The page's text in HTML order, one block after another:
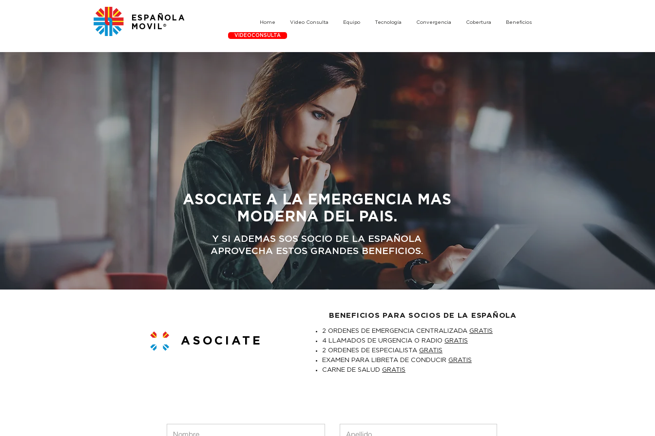
ESPAÑOLA
MOVIL®
Home Video Consulta Equipo Tecnología Convergencia Cobertura Beneficios
VIDEOCONSULTA
ASOCIATE A LA EMERGENCIA MAS
MODERNA DEL PAIS.
Y SI ADEMAS SOS SOCIO DE LA ESPAÑOLA
APROVECHA ESTOS GRANDES BENEFICIOS.
BENEFICIOS PARA SOCIOS DE LA ESPAÑOLA
ASOCIATE
2 ORDENES DE EMERGENCIA CENTRALIZADA GRATIS
4 LLAMADOS DE URGENCIA O RADIO GRATIS
2 ORDENES DE ESPECIALISTA GRATIS
EXAMEN PARA LIBRETA DE CONDUCIR GRATIS
CARNE DE SALUD GRATIS